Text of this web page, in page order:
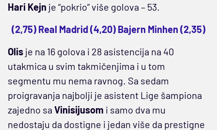
Hari Kejn je “pokrio” više golova – 53.
(2,75) Real Madrid (4,20) Bajern Minhen (2,35)
Olis je na 16 golova i 28 asistencija na 40
utakmica u svim takmičenjima i u tom
segmentu mu nema ravnog. Sa sedam
proigravanja najbolji je asistent Lige šampiona
zajedno sa Vinisijusom i samo dva mu
nedostaju da dostigne i jedan više da prestigne